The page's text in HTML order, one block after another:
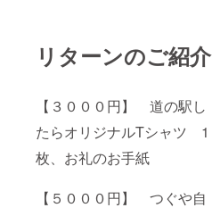
リターンのご紹介
【３０００円】 道の駅し
たらオリジナルTシャツ 1
枚、お礼のお手紙
【５０００円】 つぐや自